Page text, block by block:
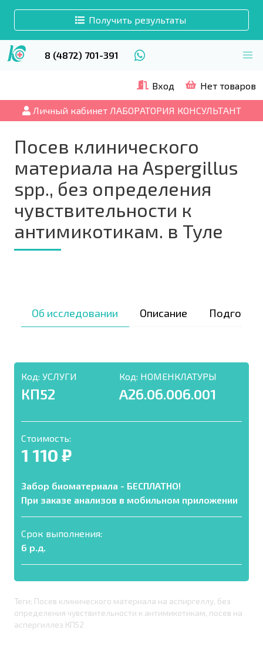
Получить результаты
8 (4872) 701-391
Вход Нет товаров
Личный кабинет ЛАБОРАТОРИЯ КОНСУЛЬТАНТ
Посев клинического
материала на Aspergillus
spp., без определения
чувствительности к
антимикотикам. в Туле
Об исследовании Описание
Код: УСЛУГИ
КП52
Код: НОМЕНКЛАТУРЫ
A26.06.006.001
Стоимость:
1 110 ₽
Забор биоматериала - БЕСПЛАТНО!
При заказе анализов в мобильном приложении
Срок выполнения:
6 р.д.
Теги: Посев клинического материала на аспиргеллу, без
определения чувствительности к антимикотикам, посев на
аспергиллез КП52